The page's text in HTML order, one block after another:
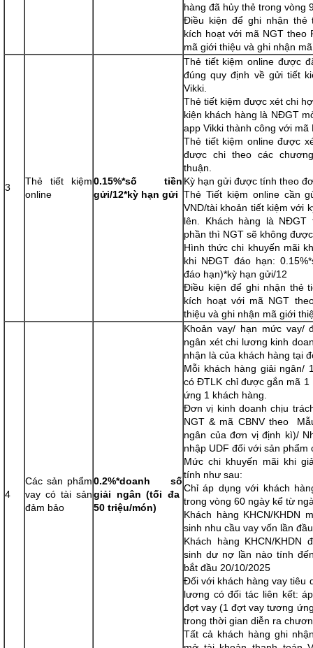
hàng đã hủy thẻ trong vòng
Điều kiện để ghi nhận thẻ
kích hoạt với mã NGT theo
mã giới thiệu và ghi nhận
3
Thẻ tiết kiệm
online
0.15%*số tiền
gửi/12*kỳ hạn gửi
Thẻ tiết kiệm online được
đúng quy định về gửi tiết
Vikki.
Thẻ tiết kiệm được xét chi
kiện khách hàng là NĐGT
app Vikki thành công với mã
Thẻ tiết kiệm online được
được chi theo các
thuận.
Kỳ hạn gửi được tính theo
Thẻ Tiết kiệm online cần
VND/tài khoản tiết kiệm với
lên. Khách hàng là
phần thì NGT sẽ không
Hình thức chi khuyến mãi
khi NĐGT đáo hạn:
đáo hạn)*kỳ hạn gửi/12
Điều kiện để ghi nhận thẻ
kích hoạt với mã NGT
thiệu và ghi nhận mã giới
4
Các sản phẩm
vay có tài sản
đảm bảo
0.2%*doanh số
giải ngân (tối đa
50 triệu/món)
Khoản vay/ hạn mức vay/
ngân xét chi lương kinh
nhận là của khách hàng tại
Mỗi khách hàng giải ngân/
có ĐTLK chỉ được gắn mã 1
ứng 1 khách hàng.
Đơn vị kinh doanh chịu
NGT & mã CBNV theo
ngân của đơn vị định kì)/
nhập UDF đối với sản phẩm
Mức chi khuyến mãi khi
tính như sau:
Chỉ áp dụng với khách
trong vòng 60 ngày kể từ
Khách hàng KHCN/KHDN
sinh nhu cầu vay vốn lần
Khách hàng KHCN/
sinh dư nợ lần nào tính
bắt đầu 20/10/2025
Đối với khách hàng vay tiêu
lương có đối tác liên kết:
đợt vay (1 đợt vay tương
trong thời gian diễn ra
Tất cả khách hàng ghi